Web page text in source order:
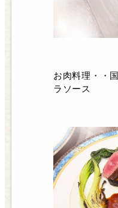
お肉料理・・
ラソース